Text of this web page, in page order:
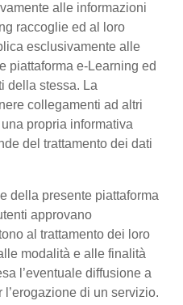
alle informazioni
raccoglie ed al loro
esclusivamente alle
piattaforma e-Learning ed
della stessa. La
collegamenti ad altri
propria informativa
del trattamento dei dati
della presente piattaforma
approvano
al trattamento dei loro
modalità e alle finalità
l’eventuale diffusione a
di un servizio.